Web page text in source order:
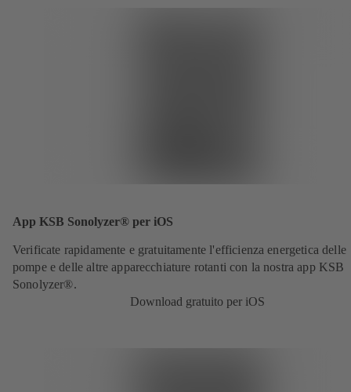
App KSB Sonolyzer® per iOS
Verificate rapidamente e gratuitamente l'efficienza energetica delle
pompe e delle altre apparecchiature rotanti con la nostra app KSB
Sonolyzer®.
Download gratuito per iOS